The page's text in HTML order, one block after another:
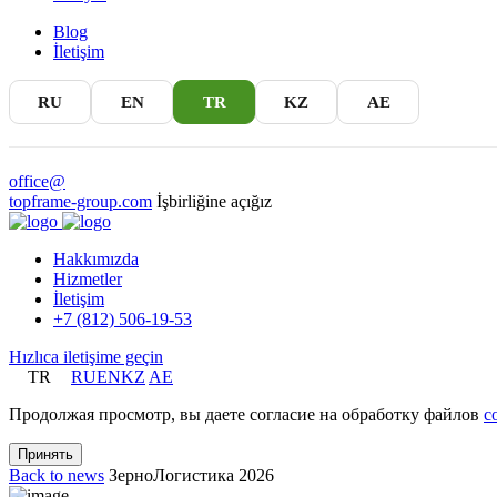
Blog
İletişim
RU EN TR KZ AE
office@
topframe-group.com İşbirliğine açığız
Hakkımızda
Hizmetler
İletişim
+7 (812) 506-19-53
Hızlıca iletişime geçin
TR
RUENKZ AE
Продолжая просмотр, вы даете согласие на обработку файлов
Принять
Back to news ЗерноЛогистика 2026